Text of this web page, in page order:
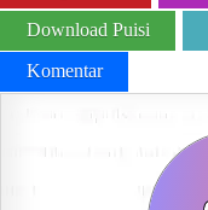
Download Puisi
Komentar